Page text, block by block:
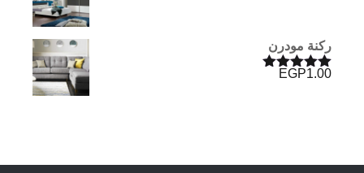
ركنة مودرن
تم التقييم
EGP1.00